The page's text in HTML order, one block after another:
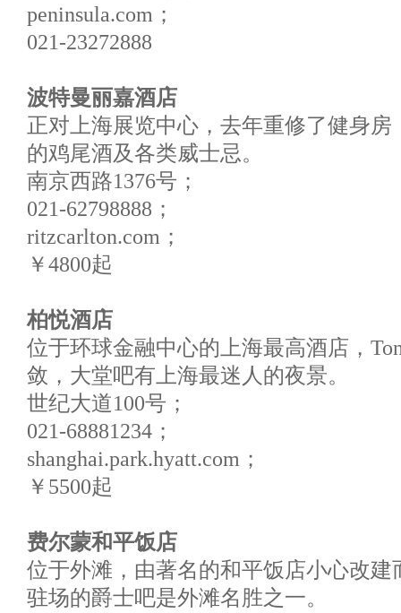
peninsula.com；
021-23272888
波特曼丽嘉酒店
正对上海展览中心，去年重修了健身
的鸡尾酒及各类威士忌。
南京西路1376号；
021-62798888；
ritzcarlton.com；
￥4800起
柏悦酒店
位于环球金融中心的上海最高酒店，
敛，大堂吧有上海最迷人的夜景。
世纪大道100号；
021-68881234；
shanghai.park.hyatt.com；
￥5500起
费尔蒙和平饭店
位于外滩，由著名的和平饭店小心改
驻场的爵士吧是外滩名胜之一。